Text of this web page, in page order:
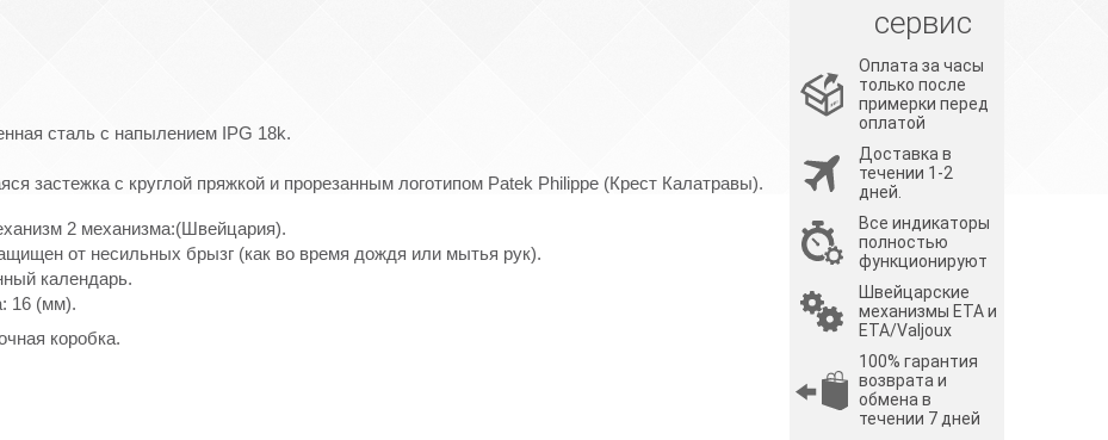
сталь с напылением IPG 18k.
застежка с круглой пряжкой и прорезанным логотипом Patek Philippe (Крест Калатравы).
2 механизма:(Швейцария).
от несильных брызг (как во время дождя или мытья рук).
календарь.
16 (мм).
коробка.
сервис
Оплата за часы
только после
примерки перед
оплатой
Доставка в
течении 1-2
дней.
Все индикаторы
полностью
функционируют
Швейцарские
механизмы ETA и
ETA/Valjoux
100% гарантия
возврата и
обмена в
течении 7 дней